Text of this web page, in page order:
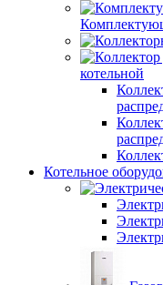
котельной
Котельное